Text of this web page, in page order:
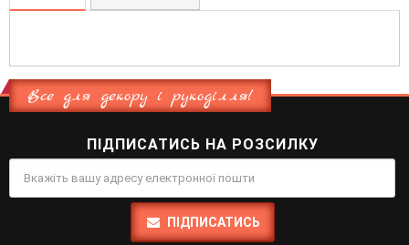
Все для декору і рукоділля!
ПІДПИСАТИСЬ НА РОЗСИЛКУ
ПІДПИСАТИСЬ